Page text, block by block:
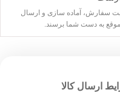
سفارش، آماده سازی و ارسال
به دست شما برسند.
ارسال کالا